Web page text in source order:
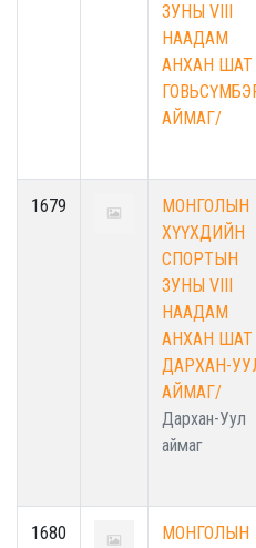
ЗУНЫ VIII
НААДАМ
АНХАН
АЙМАГ/
1679
МОНГОЛЫН
ХҮҮХДИЙН
СПОРТЫН
ЗУНЫ VIII
НААДАМ
АНХАН
ДАРХАН-
АЙМАГ/
Дархан-Уул
аймаг
1680
МОНГОЛЫН